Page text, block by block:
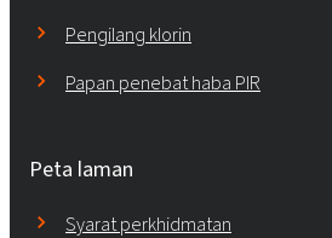
Pengilang klorin
Papan penebat haba PIR
Peta laman
Syarat perkhidmatan